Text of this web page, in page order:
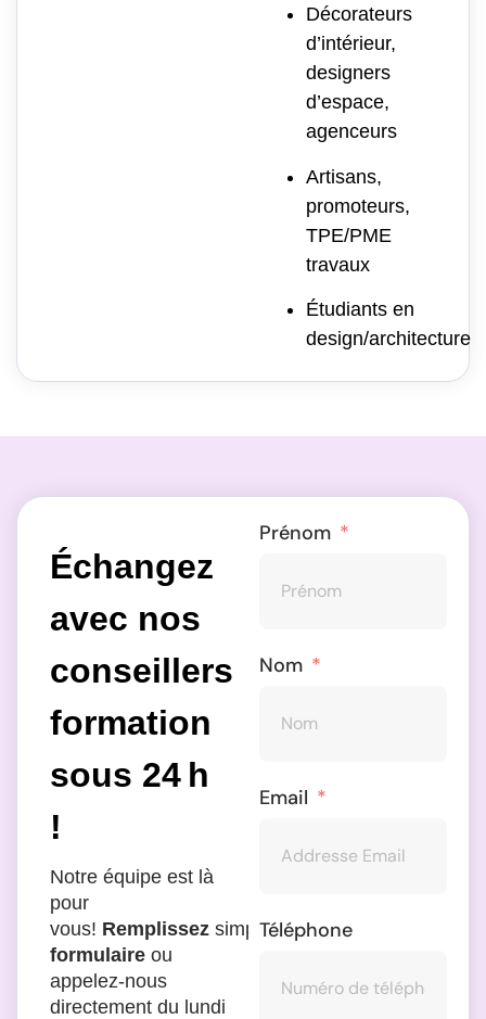
Décorateurs
d’intérieur,
designers
d’espace,
agenceurs
Artisans,
promoteurs,
TPE/PME
travaux
Étudiants en
design/architecture
Échangez
avec nos
conseillers
formation
sous 24 h
!
Notre équipe est là
pour
vous! Remplissez simplementle
formulaire ou
appelez-nous
directement du lundi
Prénom
Nom
Email
Téléphone